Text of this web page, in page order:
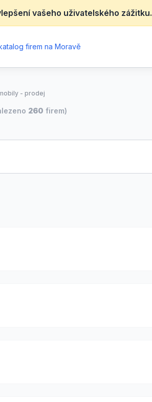
vašeho uživatelského zážitku.
firem na Moravě
- prodej
260 firem)